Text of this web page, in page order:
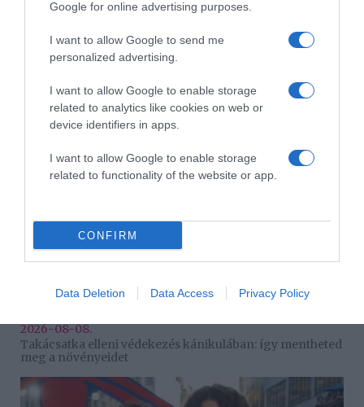
Google for online advertising purposes.
I want to allow Google to send me
personalized advertising.
I want to allow Google to enable storage
related to analytics like cookies on web or
device identifiers in apps.
I want to allow Google to enable storage
related to functionality of the website or app.
CONFIRM
Data Deletion Data Access Privacy Policy
2026-08-08.
Csökkenti a vérnyomást, és védi a szívet
2026-08-08.
Takácsatka elleni védekezés kánikulában: így mentheted
meg a növényeidet